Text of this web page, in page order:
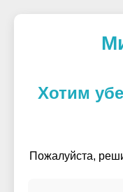
Хотим
Пожалуйста,